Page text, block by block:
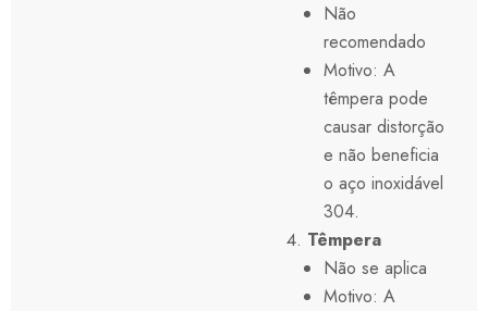
Não
recomendado
Motivo: A
têmpera pode
causar distorção
e não beneficia
o aço inoxidável
304.
Têmpera
Não se aplica
Motivo: A